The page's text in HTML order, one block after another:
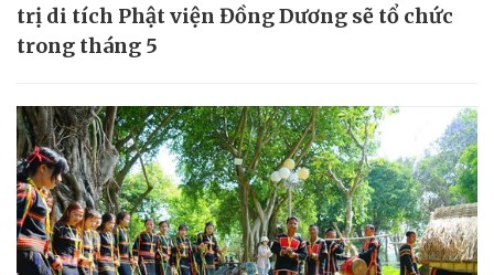
trị di tích Phật viện Đồng Dương sẽ tổ chức
trong tháng 5